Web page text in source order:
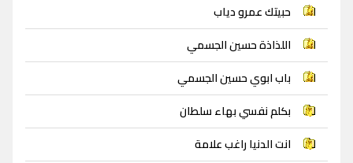
حبيتك عمرو دياب
اللذاذة حسين الجسمي
باب ابوي حسين الجسمي
بكلم نفسي بهاء سلطان
انت الدنيا راغب علامة